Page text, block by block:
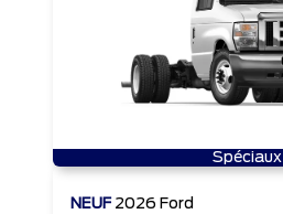
Spéciaux
NEUF 2026 Ford